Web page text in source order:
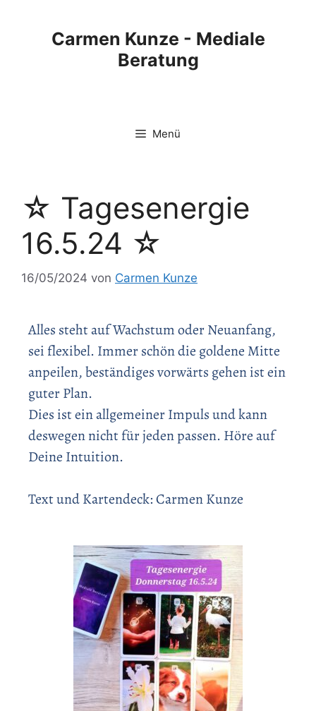
Carmen Kunze - Mediale
Beratung
Menü
☆ Tagesenergie
16.5.24 ☆
16/05/2024 von Carmen Kunze
Alles steht auf Wachstum oder Neuanfang,
sei flexibel. Immer schön die goldene Mitte
anpeilen, beständiges vorwärts gehen ist ein
guter Plan.
Dies ist ein allgemeiner Impuls und kann
deswegen nicht für jeden passen. Höre auf
Deine Intuition.
Text und Kartendeck: Carmen Kunze